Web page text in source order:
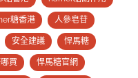
糖香港 人參皂苷
安全建議 悍馬糖
買 悍馬糖官網